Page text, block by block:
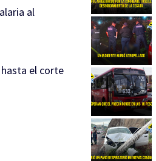
al
el corte